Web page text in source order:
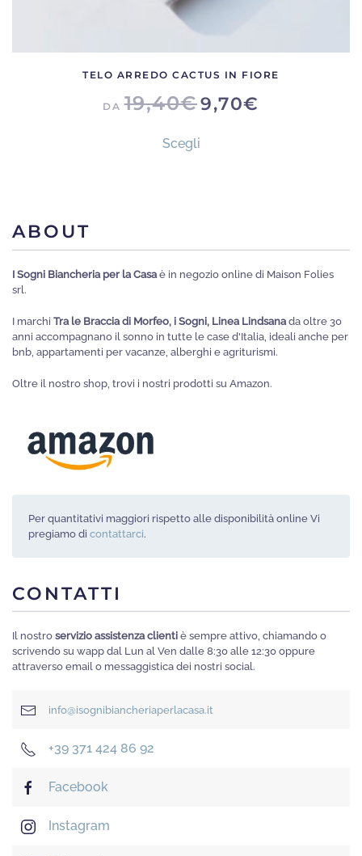
TELO ARREDO CACTUS IN FIORE
DA19,40€9,70€
Scegliprodotto
scelte
nella
pagina
ABOUT
I Sogni Biancheria per la Casa è in negozio online di Maison Folies
srl.
I marchi Tra le Braccia di Morfeo, i Sogni, Linea Lindsana da oltre 30
anni accompagnano il sonno in tutte le case d'Italia, ideali anche per
bnb, appartamenti per vacanze, alberghi e agriturismi.
Oltre il nostro shop, trovi i nostri prodotti su Amazon.
Per quantitativi maggiori rispetto alle disponibilità online Vi
pregiamo di contattarci.
CONTATTI
Il nostro servizio assistenza clienti è sempre attivo, chiamando o
scrivendo su wapp dal Lun al Ven dalle 8:30 alle 12:30 oppure
attraverso email o messaggistica dei nostri social.
info@isognibiancheriaperlacasa.it
+39 371 424 86 92
Facebook
Instagram